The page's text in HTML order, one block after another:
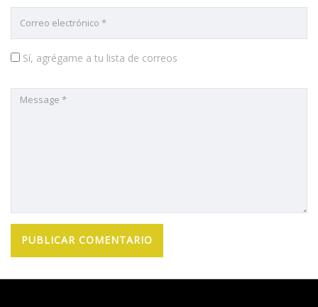
Sí, agrégame a tu lista de correos